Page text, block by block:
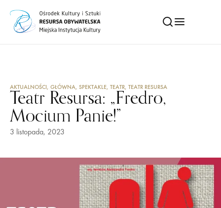
AKTUALNOŚCI, GŁÓWNA, SPEKTAKLE, TEATR, TEATR RESURSA
Teatr Resursa: „Fredro,
Mocium Panie!”
3 listopada, 2023